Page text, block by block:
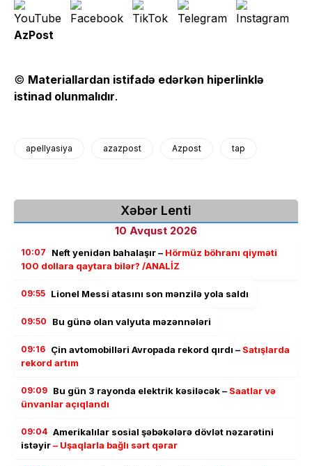
AzPost
© Materiallardan istifadə edərkən hiperlinklə
istinad olunmalıdır.
apellyasiya azazpost Azpost tap
Xəbər Lenti
10 Avqust 2026
10:07 Neft yenidən bahalaşır – Hörmüz böhranı qiyməti
100 dollara qaytara bilər? /ANALİZ
09:55 Lionel Messi atasını son mənzilə yola saldı
09:50 Bu günə olan valyuta məzənnələri
09:16 Çin avtomobilləri Avropada rekord qırdı – Satışlarda
rekord artım
09:09 Bu gün 3 rayonda elektrik kəsiləcək – Saatlar və
ünvanlar açıqlandı
09:04 Amerikalılar sosial şəbəkələrə dövlət nəzarətini
istəyir– Uşaqlarla bağlı sərt qərar